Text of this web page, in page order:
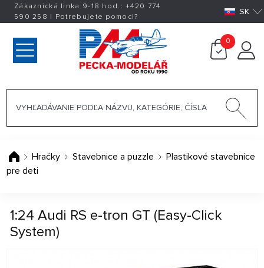
Zákaznická linka 9-18 hod.:+420 774
590 258 | Potrebujete pomoci? SK
0
Hračky Stavebnice a puzzle
Plastikové stavebnice
pre deti
1:24 Audi RS e-tron GT (Easy-Click
System)